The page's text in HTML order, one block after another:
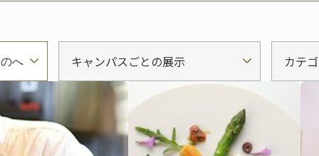
へ キャンパスごとの展示 カテ